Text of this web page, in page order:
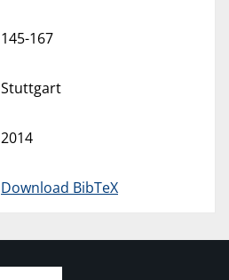
145-167
Stuttgart
2014
Download BibTeX